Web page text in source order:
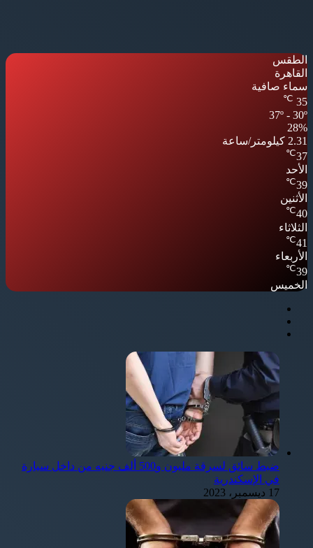
الطقس
القاهرة
سماء صافية
35
℃
37º - 30º
28%
2.31 كيلومتر/ساعة
37
℃
الأحد
39
℃
الأثنين
40
℃
الثلاثاء
41
℃
الأربعاء
39
℃
الخميس
ضبط سائق لسرقة مليون و500 ألف جنيه من داخل سيارة
في الإسكندرية
17 ديسمبر، 2023